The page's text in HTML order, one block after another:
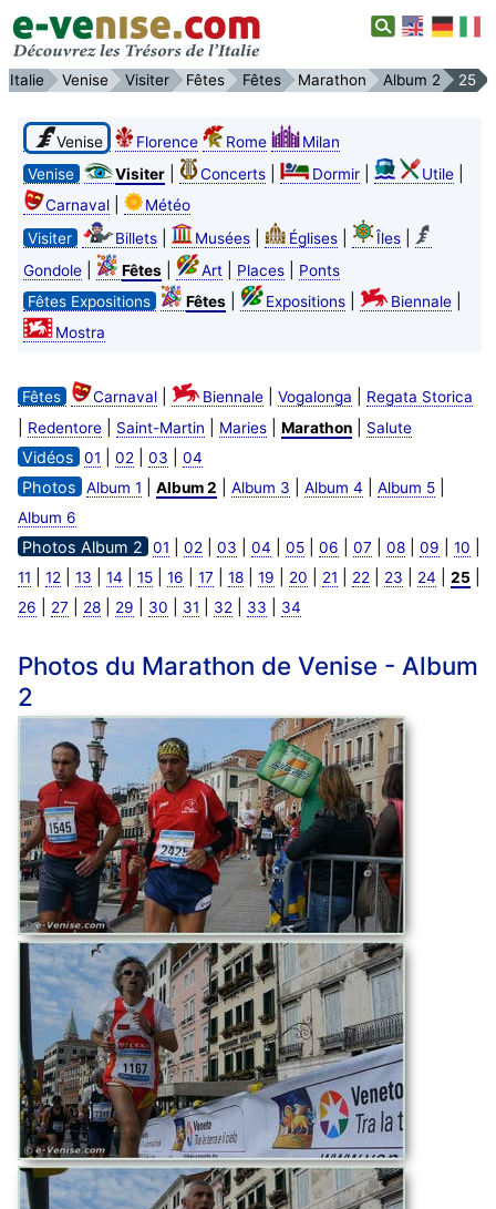
Italie Venise Visiter Fêtes Fêtes Marathon Album 2 25
Venise Florence Rome
Milan
Venise
Visiter| Concerts| Dormir| Utile|
Carnaval|
Météo
Visiter
Billets| Musées| Églises| Îles|
Gondole| Fêtes| Art| Places|
Ponts
Fêtes Expositions
Fêtes| Expositions| Biennale|
Mostra
Fêtes Carnaval| Biennale| Vogalonga Regata Storica
Redentore| Saint-Martin Maries| Marathon| Salute
Vidéos 01 02 03 04
Photos Album 1 Album 2 Album 3 Album 4 Album 5|
Album 6
Photos Album 2 01 02 03 04 05| 06 07 08| 09 10
11 12 13 14 15| 16 17 18| 19 20 21 22 23 24 25
26 27 28| 29 30 31 32 33 34
Photos du Marathon de Venise - Album
2